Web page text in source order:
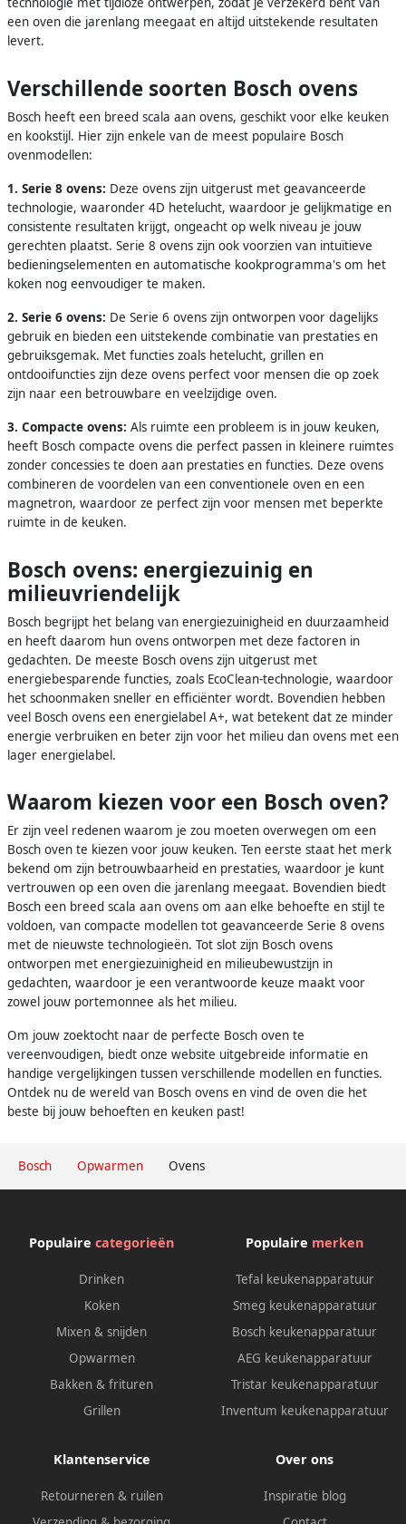
Bosch Opwarmen Ovens
een oven die jarenlang meegaat en altijd uitstekende resultaten
levert.
Verschillende soorten Bosch ovens
Bosch heeft een breed scala aan ovens, geschikt voor elke keuken
en kookstijl. Hier zijn enkele van de meest populaire Bosch
ovenmodellen:
1. Serie 8 ovens: Deze ovens zijn uitgerust met geavanceerde
technologie, waaronder 4D hetelucht, waardoor je gelijkmatige en
consistente resultaten krijgt, ongeacht op welk niveau je jouw
gerechten plaatst. Serie 8 ovens zijn ook voorzien van intuïtieve
bedieningselementen en automatische kookprogramma's om het
koken nog eenvoudiger te maken.
2. Serie 6 ovens: De Serie 6 ovens zijn ontworpen voor dagelijks
gebruik en bieden een uitstekende combinatie van prestaties en
gebruiksgemak. Met functies zoals hetelucht, grillen en
ontdooifuncties zijn deze ovens perfect voor mensen die op zoek
zijn naar een betrouwbare en veelzijdige oven.
3. Compacte ovens: Als ruimte een probleem is in jouw keuken,
heeft Bosch compacte ovens die perfect passen in kleinere ruimtes
zonder concessies te doen aan prestaties en functies. Deze ovens
combineren de voordelen van een conventionele oven en een
magnetron, waardoor ze perfect zijn voor mensen met beperkte
ruimte in de keuken.
Bosch ovens: energiezuinig en
milieuvriendelijk
Bosch begrijpt het belang van energiezuinigheid en duurzaamheid
en heeft daarom hun ovens ontworpen met deze factoren in
gedachten. De meeste Bosch ovens zijn uitgerust met
energiebesparende functies, zoals EcoClean-technologie, waardoor
het schoonmaken sneller en efficiënter wordt. Bovendien hebben
veel Bosch ovens een energielabel A+, wat betekent dat ze minder
energie verbruiken en beter zijn voor het milieu dan ovens met een
lager energielabel.
Waarom kiezen voor een Bosch oven?
Er zijn veel redenen waarom je zou moeten overwegen om een
Bosch oven te kiezen voor jouw keuken. Ten eerste staat het merk
bekend om zijn betrouwbaarheid en prestaties, waardoor je kunt
vertrouwen op een oven die jarenlang meegaat. Bovendien biedt
Bosch een breed scala aan ovens om aan elke behoefte en stijl te
voldoen, van compacte modellen tot geavanceerde Serie 8 ovens
met de nieuwste technologieën. Tot slot zijn Bosch ovens
ontworpen met energiezuinigheid en milieubewustzijn in
gedachten, waardoor je een verantwoorde keuze maakt voor
zowel jouw portemonnee als het milieu.
Om jouw zoektocht naar de perfecte Bosch oven te
vereenvoudigen, biedt onze website uitgebreide informatie en
handige vergelijkingen tussen verschillende modellen en functies.
Ontdek nu de wereld van Bosch ovens en vind de oven die het
beste bij jouw behoeften en keuken past!
Populaire categorieën
Drinken
Koken
Mixen & snijden
Opwarmen
Bakken & frituren
Grillen
Populaire merken
Tefal keukenapparatuur
Smeg keukenapparatuur
Bosch keukenapparatuur
AEG keukenapparatuur
Tristar keukenapparatuur
Inventum keukenapparatuur
Klantenservice
Retourneren & ruilen
Over ons
Inspiratie blog